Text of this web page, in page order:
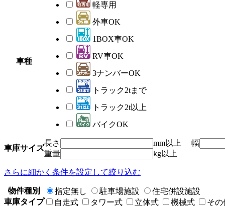
車種
軽専用
外車OK
1BOX車OK
RV車OK
3ナンバーOK
トラック2tまで
トラック2t以上
バイクOK
車庫サイズ
長さ mm以上 幅
重量
kg以上
さらに細かく条件を設定して絞り込む
物件種別 指定無し 駐車場施設
住宅併設施設
車庫タイプ
自走式 タワー式 立体式 機械式
その